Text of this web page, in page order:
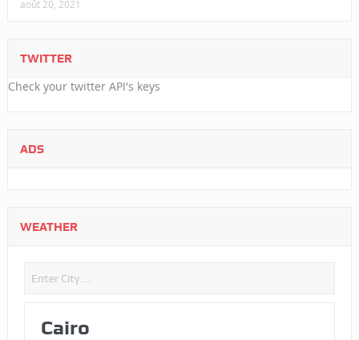
août 20, 2021
TWITTER
Check your twitter API's keys
ADS
WEATHER
Cairo